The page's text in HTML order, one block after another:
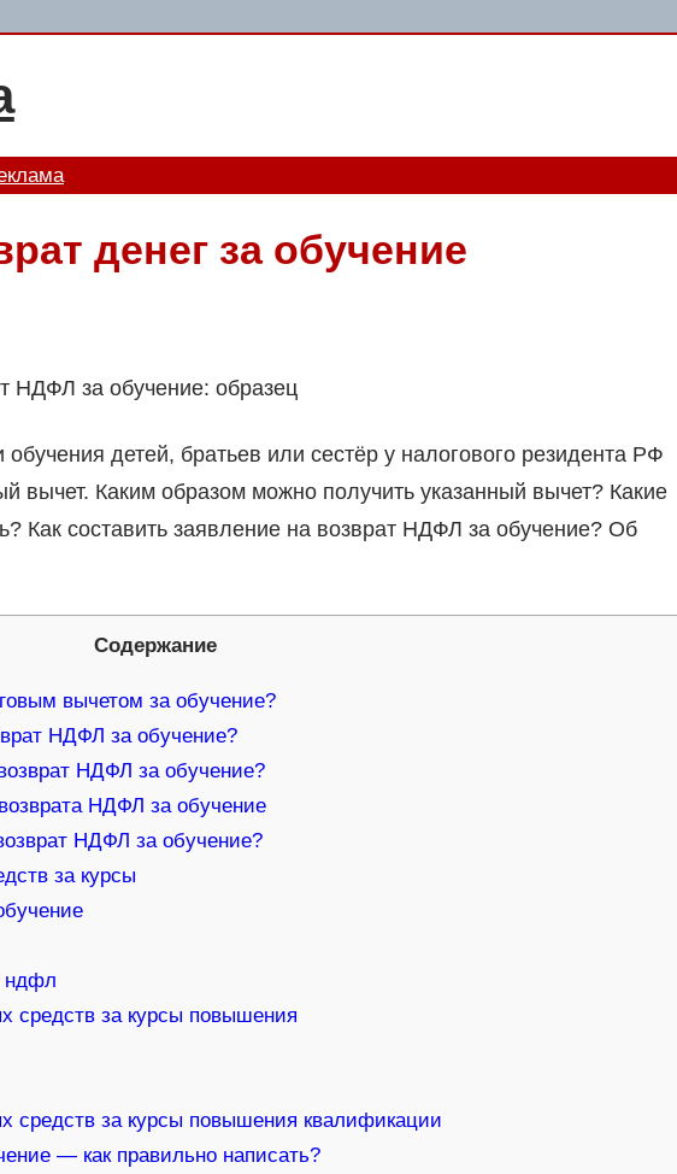
денег за обучение
НДФЛ за обучение: образец
детей, братьев или сестёр у налогового резидента РФ
вычет. Каким образом можно получить указанный вычет? Какие
Как составить заявление на возврат НДФЛ за обучение? Об
Содержание
вычетом за обучение?
НДФЛ за обучение?
НДФЛ за обучение?
НДФЛ за обучение
НДФЛ за обучение?
за курсы
ндфл
средств за курсы повышения
средств за курсы повышения квалификации
— как правильно написать?